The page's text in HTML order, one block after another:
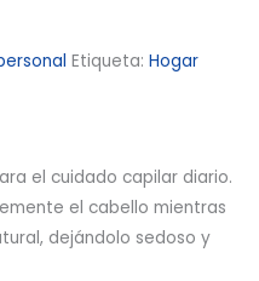
Etiqueta: Hogar
el cuidado capilar diario.
el cabello mientras
dejándolo sedoso y